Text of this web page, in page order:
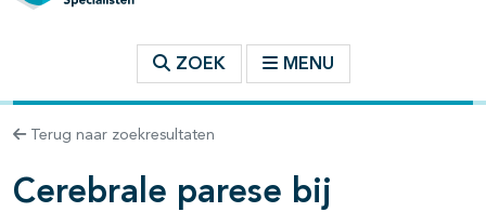
ZOEK MENU
Terug naar zoekresultaten
Cerebrale parese bij